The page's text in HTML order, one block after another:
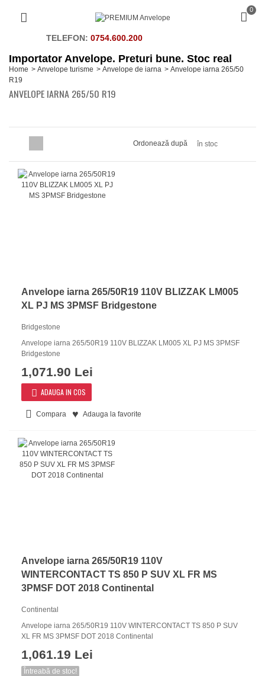
0
TELEFON: 0754.600.200
Importator Anvelope. Preturi bune. Stoc real
Home > Anvelope turisme > Anvelope de iarna > Anvelope iarna 265/50
R19
ANVELOPE IARNA 265/50 R19
Ordonează după în stoc
Anvelope iarna 265/50R19 110V BLIZZAK LM005
XL PJ MS 3PMSF Bridgestone
Bridgestone
Anvelope iarna 265/50R19 110V BLIZZAK LM005 XL PJ MS 3PMSF
Bridgestone
1,071.90 Lei
ADAUGA IN COS
Compara Adauga la favorite
Anvelope iarna 265/50R19 110V
WINTERCONTACT TS 850 P SUV XL FR MS
3PMSF DOT 2018 Continental
Continental
Anvelope iarna 265/50R19 110V WINTERCONTACT TS 850 P SUV
XL FR MS 3PMSF DOT 2018 Continental
1,061.19 Lei
Întreabă de stoc!